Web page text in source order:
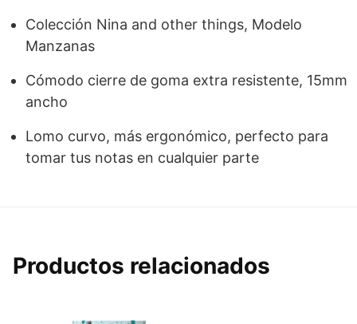
Colección Nina and other things, Modelo
Manzanas
Cómodo cierre de goma extra resistente, 15mm
ancho
Lomo curvo, más ergonómico, perfecto para
tomar tus notas en cualquier parte
Productos relacionados